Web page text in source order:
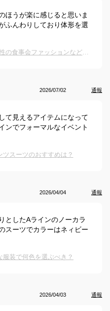
ほうが楽に感じると思いま
ふんわりしており体形を選
ホテルディナーの服装｜50代女性の食事会ファッションなどのおすすめを教えて！
2026/07/02 通報
て見えるアイテムになって
ンでフォーマルなイベント
スーツのおすすめは？
2026/04/04 通報
としたAラインのノーカラ
スーツでカラーはネィビー
装で何色を選ぶべき？
2026/04/03 通報